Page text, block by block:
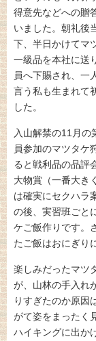
得意先などへの贈
いました。朝礼後
下、半日かけてマ
一級品を本社に送
員へ下賜され、一
言う私も生まれて
した。
入山解禁の11月の
員参加のマツタケ
ると戦利品の品評
大物賞（一番大き
は確実にセクハラ
の後、実習班ごと
ケご飯作りです。
たご飯はおにぎり
楽しみだったマツ
が、山林の手入れ
りすぎたのか原因
がて姿をまったく
ハイキングに出か